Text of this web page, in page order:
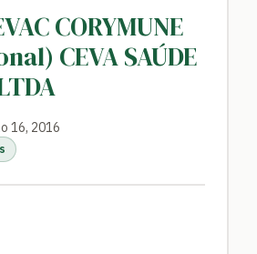
CORYMUNE
CEVA SAÚDE
16, 2016